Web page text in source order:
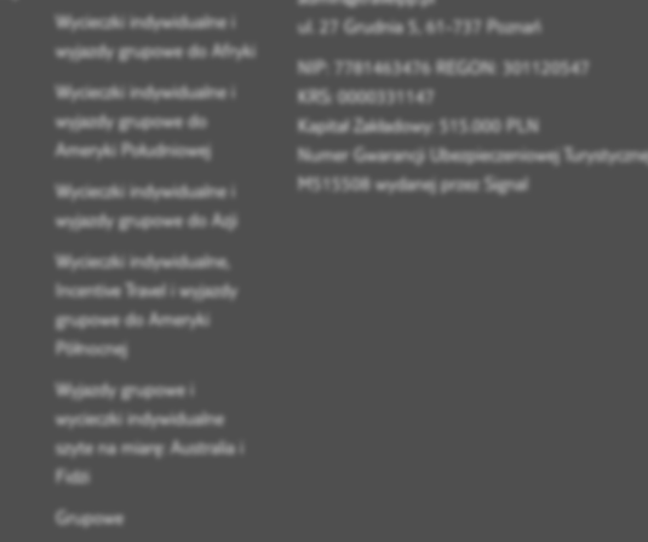
Wycieczki indywidualne i
wyjazdy grupowe do Afryki
Wycieczki indywidualne i
wyjazdy grupowe do
Ameryki Południowej
Wycieczki indywidualne i
wyjazdy grupowe do Azji
Wycieczki indywidualne,
Incentive Travel i wyjazdy
grupowe do Ameryki
Północnej
Wyjazdy grupowe i
wycieczki indywidualne
szyte na miarę: Australia i
Fidżi
Grupowe
ul. 27 Grudnia 5, 61-737 Poznań
NIP: 7781463476 REGON: 301120547
KRS: 0000331147
Kapitał Zakładowy: 515.000 PLN
Numer Gwarancji Ubezpieczeniowej
M515508 wydanej przez Signal